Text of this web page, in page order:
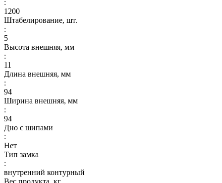
:
1200
Штабелирование, шт.
:
5
Высота внешняя, мм
:
11
Длина внешняя, мм
:
94
Ширина внешняя, мм
:
94
Дно с шипами
:
Нет
Тип замка
:
внутренний контурный
Вес продукта, кг